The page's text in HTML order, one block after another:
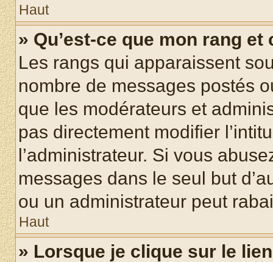
Haut
» Qu’est-ce que mon rang
Les rangs qui apparaissent
nombre de messages postés
que les modérateurs et
pas directement modifier
l’administrateur. Si vous
messages dans le seul but
ou un administrateur peut
Haut
» Lorsque je clique sur le